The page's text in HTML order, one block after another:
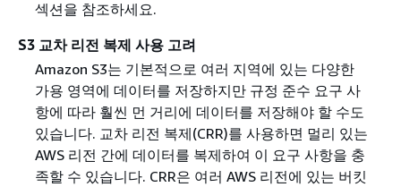
섹션을 참조하세요.
S3 교차 리전 복제 사용 고려
Amazon S3는 기본적으로 여러 지역에 있는 다양한
가용 영역에 데이터를 저장하지만 규정 준수 요구 사
항에 따라 훨씬 먼 거리에 데이터를 저장해야 할 수도
있습니다. 교차 리전 복제(CRR)를 사용하면 멀리 있는
AWS 리전 간에 데이터를 복제하여 이 요구 사항을 충
족할 수 있습니다. CRR은 여러 AWS 리전에 있는 버킷